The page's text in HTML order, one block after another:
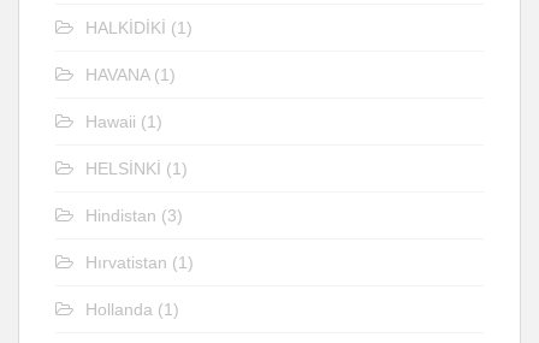
HALKİDİKİ (1)
HAVANA(1)
Hawaii (1)
HELSİNKİ (1)
Hindistan (3)
Hırvatistan (1)
Hollanda (1)